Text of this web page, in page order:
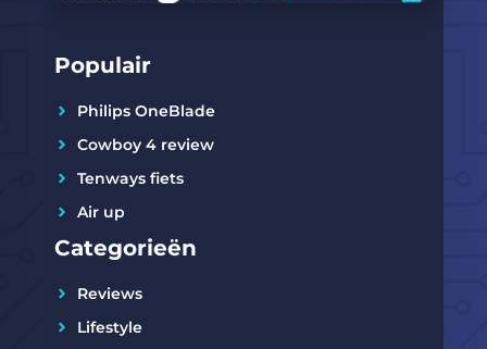
Populair
Philips OneBlade
Cowboy 4 review
Tenways fiets
Air up
Categorieën
Reviews
Lifestyle